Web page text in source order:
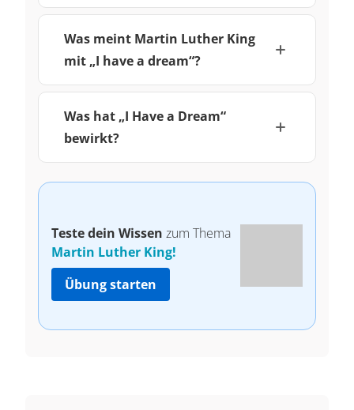
Was meint Martin Luther King
mit „I have a dream“?
Was hat „I Have a Dream“
bewirkt?
Teste dein Wissen zum Thema
Martin Luther King!
Übung starten